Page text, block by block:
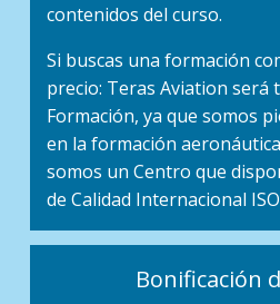
contenidos del curso.
Si buscas una formación
precio: Teras Aviation será
Formación, ya que somos
en la formación
somos un Centro que
de Calidad Internacional
Bonificación